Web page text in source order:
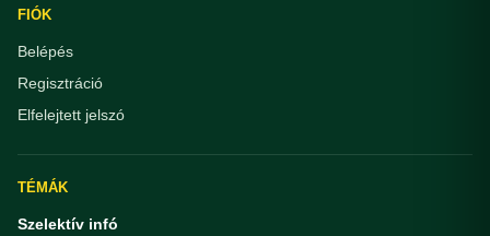
FIÓK
Belépés
Regisztráció
Elfelejtett jelszó
TÉMÁK
Szelektív infó